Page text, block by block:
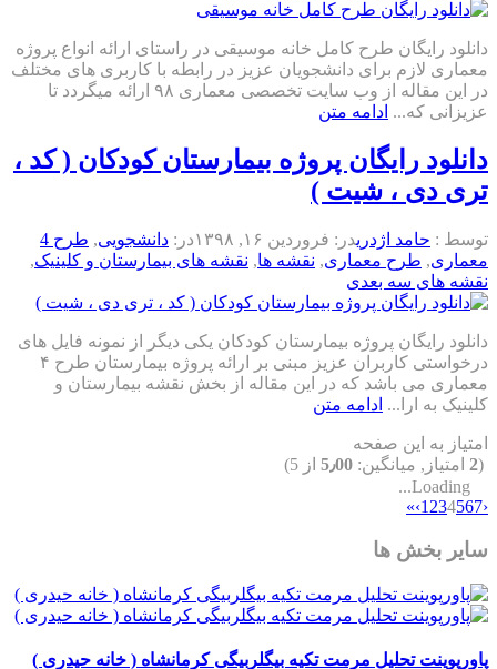
دانلود رایگان طرح کامل خانه موسیقی در راستای ارائه انواع پروژه
معماری لازم برای دانشجویان عزیز در رابطه با کاربری های مختلف
در این مقاله از وب سایت تخصصی معماری ۹۸ ارائه میگردد تا
عزیزانی که... ادامه متن
دانلود رایگان پروژه بیمارستان کودکان ( کد ،
تری دی ، شیت )
توسط : حامد اژدریدر: فروردین ۱۶, ۱۳۹۸ در: دانشجویی,
طرح 4
معماری, طرح معماری, نقشه ها, نقشه های بیمارستان و کلینیک,
نقشه های سه بعدی
دانلود رایگان پروژه بیمارستان کودکان یکی دیگر از نمونه فایل های
درخواستی کاربران عزیز مبنی بر ارائه پروژه بیمارستان طرح ۴
معماری می باشد که در این مقاله از بخش نقشه بیمارستان و
کلینیک به ارا... ادامه متن
امتیاز به این صفحه
(
2 امتیاز, میانگین: 5٫00 از 5)
Loading...
‹
1 234567
›
»
سایر بخش ها
پاورپوینت تحلیل مرمت تکیه بیگلربیگی کرمانشاه ( خانه حیدری )